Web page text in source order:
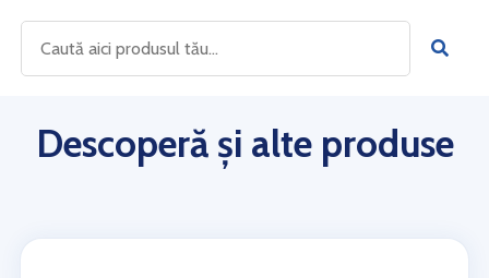
Descoperă și alte produse